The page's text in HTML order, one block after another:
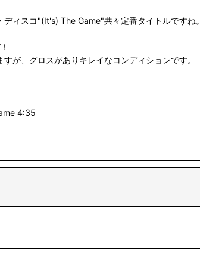
ィスコ"(It's) The Game"共々定番タイトルですね。
が、グロスがありキレイなコンディションです。
4:35